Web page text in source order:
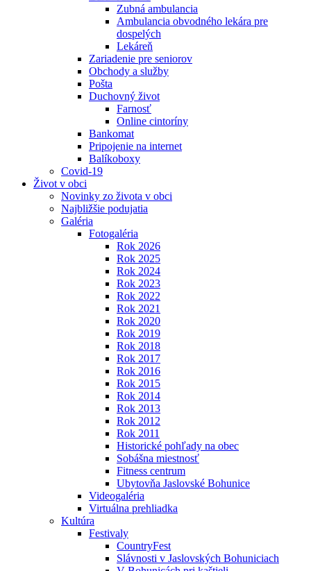
Zubná ambulancia
Ambulancia obvodného lekára pre
dospelých
Lekáreň
Zariadenie pre seniorov
Obchody a služby
Pošta
Duchovný život
Farnosť
Online cintoríny
Bankomat
Pripojenie na internet
Balíkoboxy
Covid-19
Život v obci
Novinky zo života v obci
Najbližšie podujatia
Galéria
Fotogaléria
Rok 2026
Rok 2025
Rok 2024
Rok 2023
Rok 2022
Rok 2021
Rok 2020
Rok 2019
Rok 2018
Rok 2017
Rok 2016
Rok 2015
Rok 2014
Rok 2013
Rok 2012
Rok 2011
Historické pohľady na obec
Sobášna miestnosť
Fitness centrum
Ubytovňa Jaslovské Bohunice
Videogaléria
Virtuálna prehliadka
Kultúra
Festivaly
CountryFest
Slávnosti v Jaslovských Bohuniciach